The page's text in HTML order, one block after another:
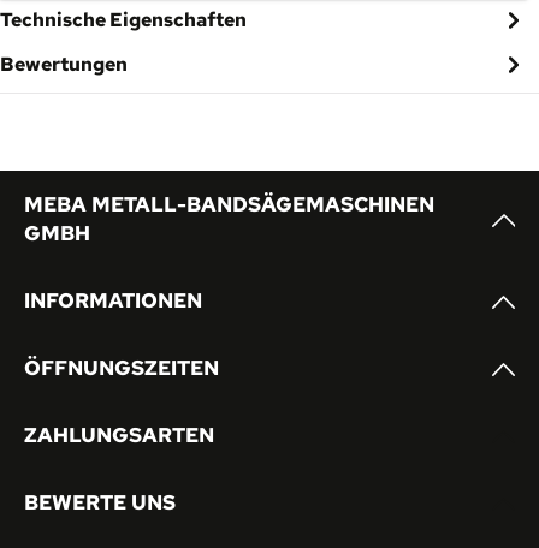
Technische Eigenschaften
Bewertungen
MEBA METALL-BANDSÄGEMASCHINEN
GMBH
INFORMATIONEN
ÖFFNUNGSZEITEN
ZAHLUNGSARTEN
BEWERTE UNS